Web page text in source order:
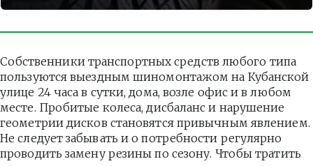
Собственники транспортных средств любого типа
пользуются выездным шиномонтажом на Кубанской
улице 24 часа в сутки, дома, возле офис и в любом
месте. Пробитые колеса, дисбаланс и нарушение
геометрии дисков становятся привычным явлением.
Не следует забывать и о потребности регулярно
проводить замену резины по сезону. Чтобы тратить